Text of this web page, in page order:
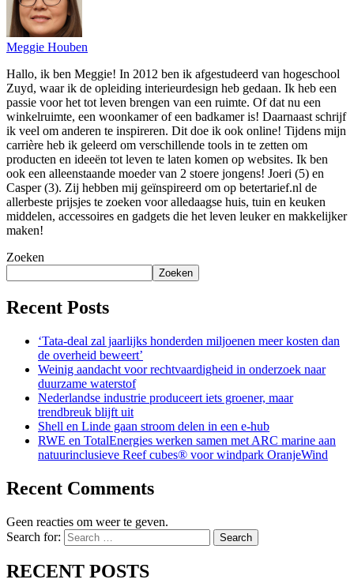
Meggie Houben
Hallo, ik ben Meggie! In 2012 ben ik afgestudeerd van hogeschool
Zuyd, waar ik de opleiding interieurdesign heb gedaan. Ik heb een
passie voor het tot leven brengen van een ruimte. Of dat nu een
winkelruimte, een woonkamer of een badkamer is! Daarnaast schrijf
ik veel om anderen te inspireren. Dit doe ik ook online! Tijdens mijn
carrière heb ik geleerd om verschillende tools in te zetten om
producten en ideeën tot leven te laten komen op websites. Ik ben
ook een alleenstaande moeder van 2 stoere jongens! Joeri (5) en
Casper (3). Zij hebben mij geïnspireerd om op betertarief.nl de
allerbeste prijsjes te zoeken voor alledaagse huis, tuin en keuken
middelen, accessoires en gadgets die het leven leuker en makkelijker
maken!
Zoeken
Zoeken
Recent Posts
‘Tata-deal zal jaarlijks honderden miljoenen meer kosten dan
de overheid beweert’
Weinig aandacht voor rechtvaardigheid in onderzoek naar
duurzame waterstof
Nederlandse industrie produceert iets groener, maar
trendbreuk blijft uit
Shell en Linde gaan stroom delen in een e-hub
RWE en TotalEnergies werken samen met ARC marine aan
natuurinclusieve Reef cubes® voor windpark OranjeWind
Recent Comments
Geen reacties om weer te geven.
Search for:
Search
RECENT POSTS